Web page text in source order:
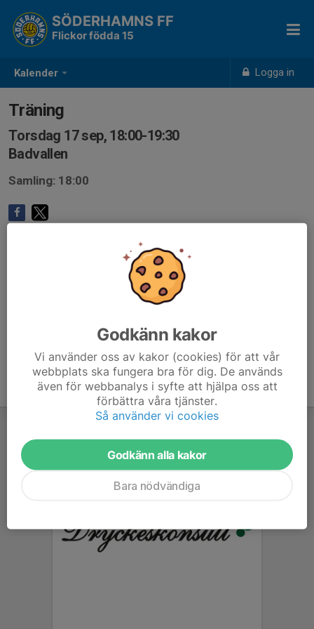
Kalender Logga in
SÖDERHAMNS FF
Flickor födda 15
Träning
Torsdag 17 sep, 18:00-19:30
Badvallen
Samling: 18:00
Godkänn kakor
Vi använder oss av kakor (cookies) för att vår
webbplats ska fungera bra för dig. De används
även för webbanalys i syfte att hjälpa oss att
förbättra våra tjänster.
Så använder vi cookies
Godkänn alla kakor
Bara nödvändiga